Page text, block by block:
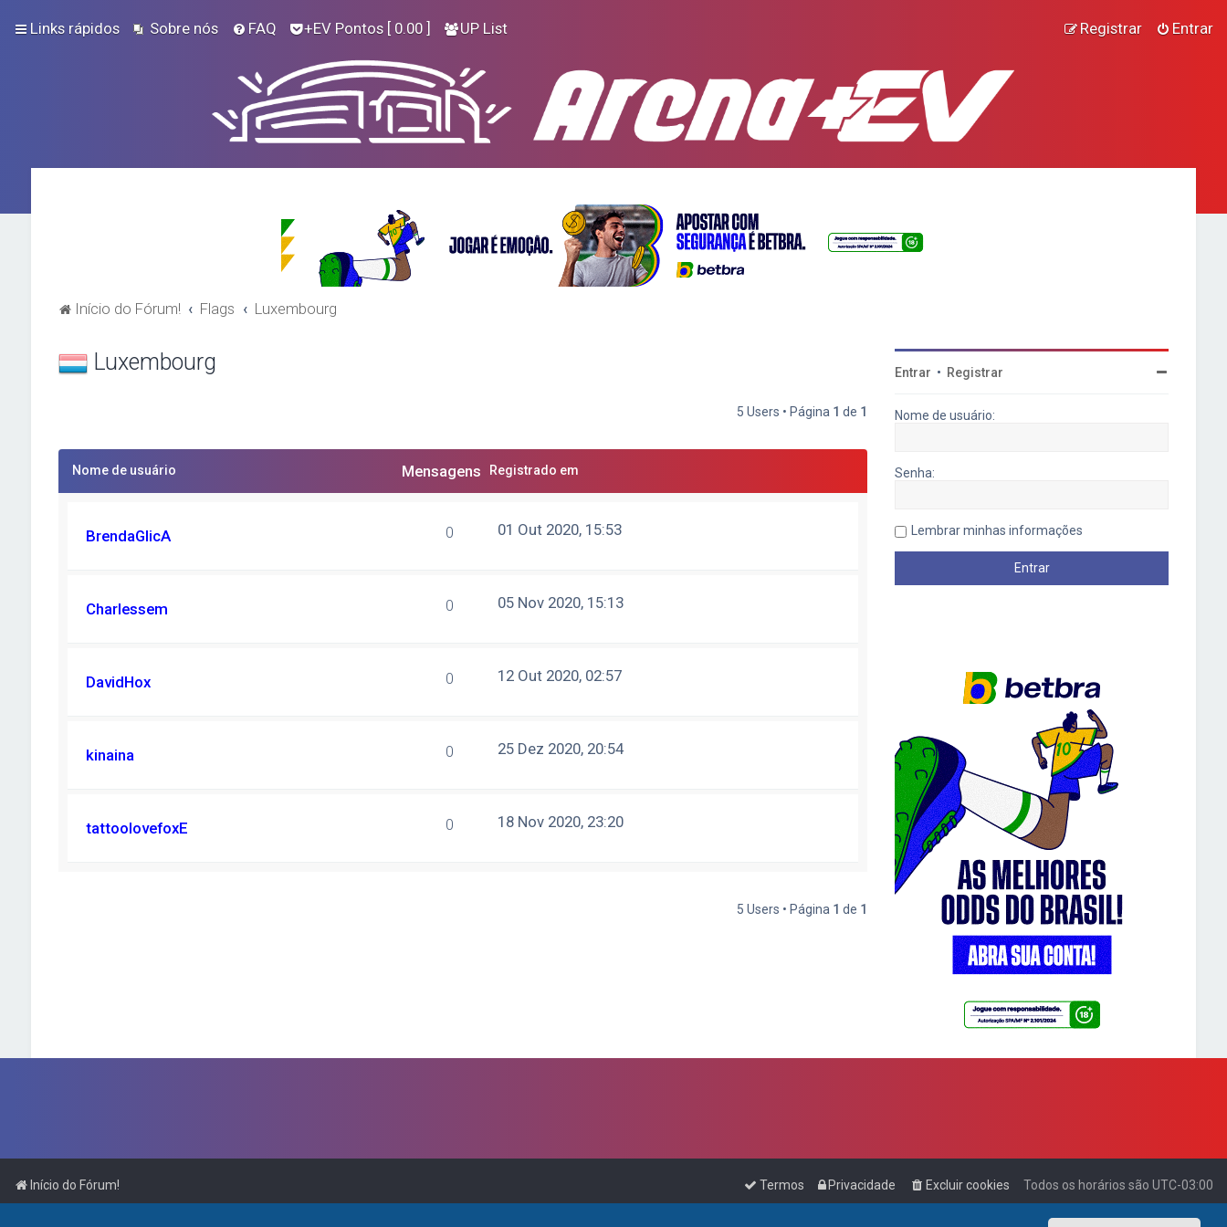
Links rápidos Sobre nós FAQ +EV Pontos [ 0.00 ] UP List Entrar
Registrar
Início do Fórum! Flags Luxembourg
Luxembourg
5 Users • Página 1 de 1
Nome de usuário Mensagens Registrado em
BrendaGlicA 0 01 Out 2020, 15:53
Charlessem 0 05 Nov 2020, 15:13
DavidHox 0 12 Out 2020, 02:57
kinaina 0 25 Dez 2020, 20:54
tattoolovefoxE 0 18 Nov 2020, 23:20
5 Users • Página 1 de 1
Entrar • Registrar
Nome de usuário:
Senha:
Lembrar minhas informações
Início do Fórum! Todos os horários são UTC-03:00
Excluir cookies
Privacidade
Termos